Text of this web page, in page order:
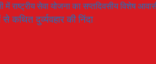
राष्ट्रीय सेवा योजना का सप्तदिवसीय विशेष
कथित दुर्व्यवहार की निंदा